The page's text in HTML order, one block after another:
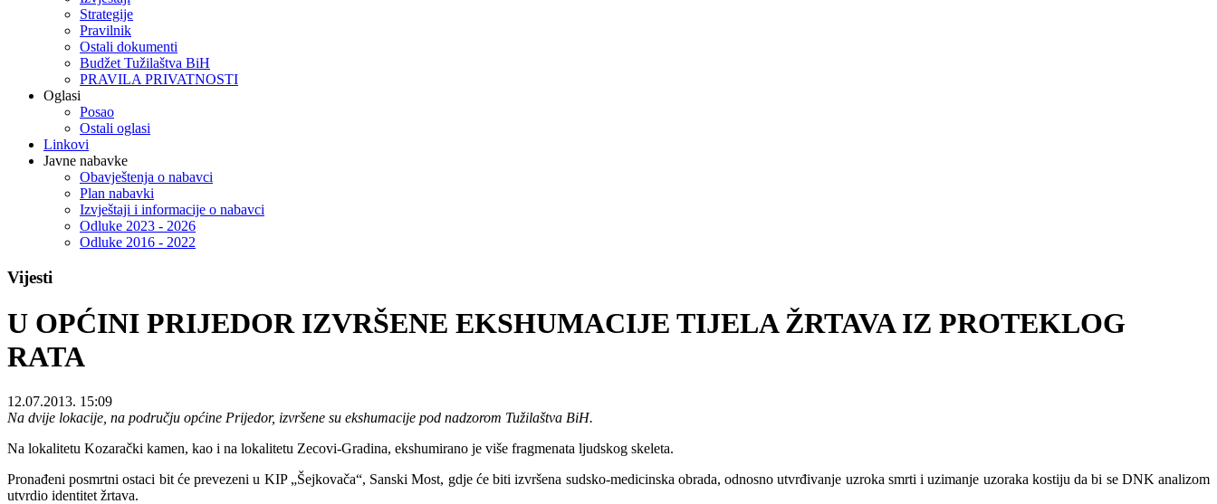
Strategije
Pravilnik
Ostali dokumenti
Budžet Tužilaštva BiH
PRAVILA PRIVATNOSTI
Oglasi
Posao
Ostali oglasi
Linkovi
Javne nabavke
Obavještenja o nabavci
Plan nabavki
Izvještaji i informacije o nabavci
Odluke 2023 - 2026
Odluke 2016 - 2022
Vijesti
U OPĆINI PRIJEDOR IZVRŠENE EKSHUMACIJE TIJELA ŽRTAVA IZ PROTEKLOG
RATA
12.07.2013. 15:09
Na dvije lokacije, na području općine Prijedor, izvršene su ekshumacije pod nadzorom Tužilaštva BiH.
Na lokalitetu Kozarački kamen, kao i na lokalitetu Zecovi-Gradina, ekshumirano je više fragmenata ljudskog skeleta.
Pronađeni posmrtni ostaci bit će prevezeni u KIP „Šejkovača“, Sanski Most, gdje će biti izvršena sudsko-medicinska obrada, odnosno utvrđivanje uzroka smrti i uzimanje uzoraka kostiju da bi se DNK analizom
utvrdio identitet žrtava.